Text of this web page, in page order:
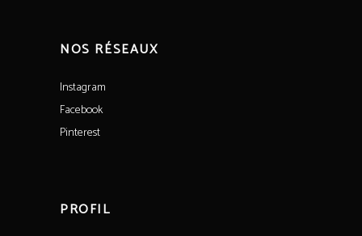
NOS RÉSEAUX
Instagram
Facebook
Pinterest
PROFIL